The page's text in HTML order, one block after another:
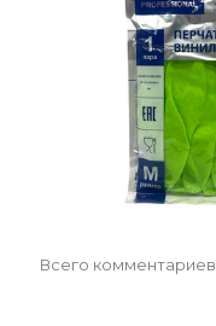
Всего комментариев